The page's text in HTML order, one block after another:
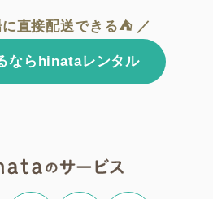
直接配送できる⛺ ／
ならhinataレンタル